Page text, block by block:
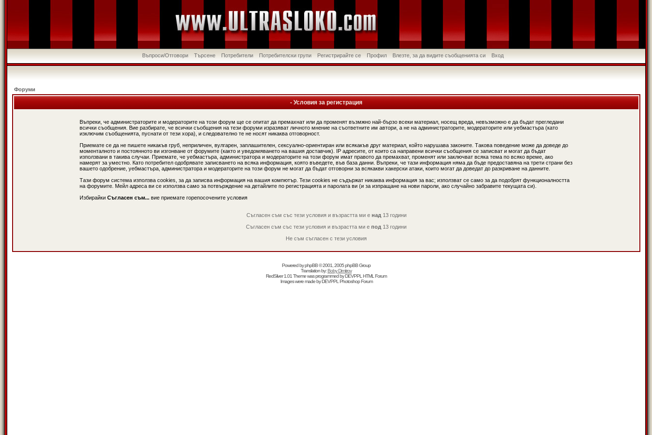
Въпроси/Отговори Търсене Потребители Потребителски групи Регистрирайте се Профил Влезте, за да видите съобщенията си Вход
Форуми
- Условия за регистрация
Въпреки, че администраторите и модераторите на този форум ще се опитат да премахнат или да променят възмжно най-бързо всеки материал, носещ вреда, невъзможно е да бъдат прегледани
всички съобщения. Вие разбирате, че всички съобщения на тези форуми изразяват личното мнение на съответните им автори, а не на администраторите, модераторите или уебмастъра (като
изключим съобщенията, пуснати от тези хора), и следователно те не носят никаква отговорност.
Приемате се да не пишете никакъв груб, неприличен, вулгарен, заплашителен, сексуално-ориентиран или всякакъв друг материал, който нарушава законите. Такова поведение може да доведе до
моменталното и постоянното ви изгонване от форумите (както и уведомяването на вашия доставчик). IP адресите, от които са направени всички съобщения се записват и могат да бъдат
използвани в такива случаи. Приемате, че уебмастъра, администратора и модераторите на този форум имат правото да премахват, променят или заключват всяка тема по всяко време, ако
намерят за уместно. Като потребител одобрявате записването на всяка информация, която въведете, във база данни. Въпреки, че тази информация няма да бъде предоставяна на трети страни без
вашето одобрение, уебмастъра, администратора и модераторите на този форум не могат да бъдат отговорни за всякакви хакерски атаки, които могат да доведат до разкриване на данните.
Тази форум система използва cookies, за да записва информация на вашия компютър. Тези cookies не съдържат никаква информация за вас; използват се само за да подобрят функционалността
на форумите. Мейл адреса ви се използва само за потвърждение на детайлите по регистрацията и паролата ви (и за изпращане на нови пароли, ако случайно забравите текущата си).
Избирайки Съгласен съм...вие приемате горепосочените условия
Съгласен съм със тези условия и възрастта ми е над 13 години
Съгласен съм със тези условия и възрастта ми е под 13 години
Не съм съгласен с тези условия
Powered byphpBB© 2001, 2005 phpBB Group
Translation by:Boby Dimitrov
RedSilver 1.01 Theme was programmed byDEVPPL HTML Forum
Images were made byDEVPPL Photoshop Forum